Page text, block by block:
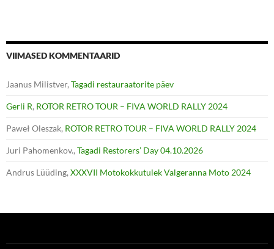
VIIMASED KOMMENTAARID
Jaanus Milistver, Tagadi restauraatorite päev
Gerli R, ROTOR RETRO TOUR – FIVA WORLD RALLY 2024
Paweł Oleszak, ROTOR RETRO TOUR – FIVA WORLD RALLY 2024
Juri Pahomenkov., Tagadi Restorers’ Day 04.10.2026
Andrus Lüüding, XXXVII Motokokkutulek Valgeranna Moto 2024